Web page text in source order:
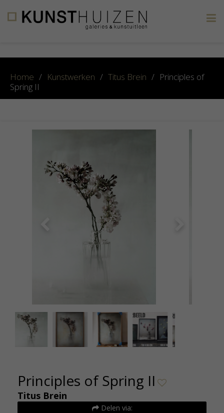
Home / Kunstwerken / Titus Brein / Principles of
Spring II
Principles of Spring II
Titus Brein
Delen via: